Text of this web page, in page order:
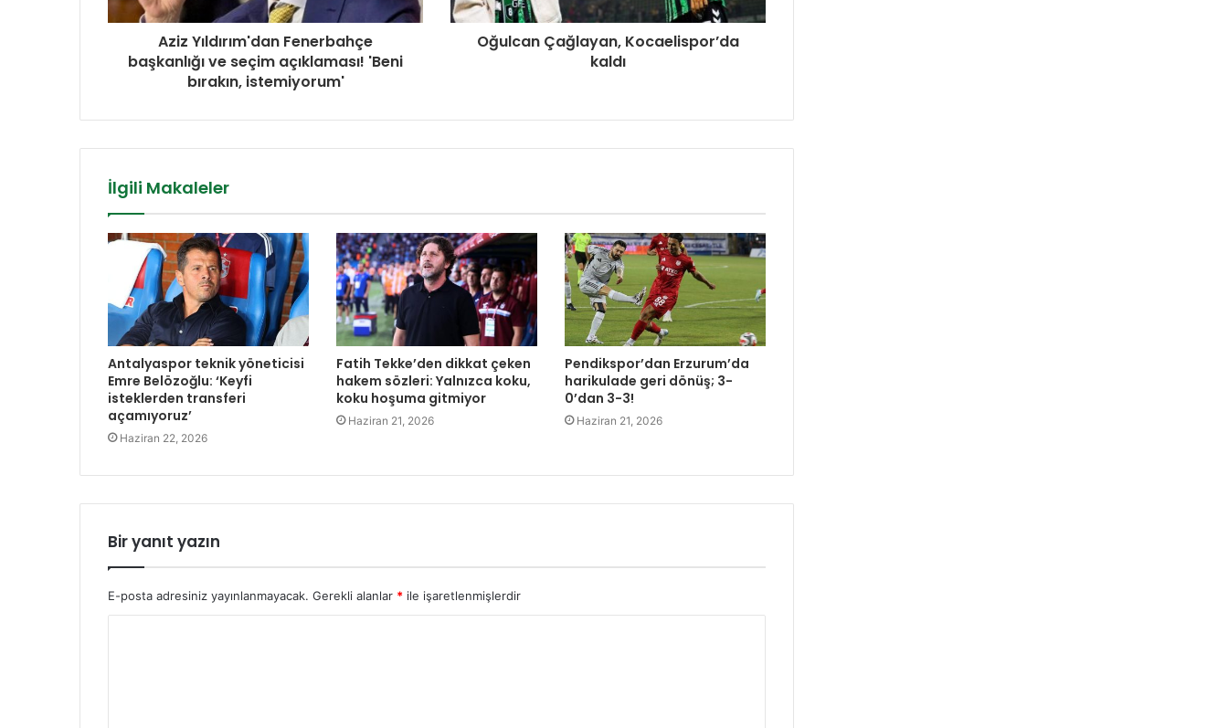
Aziz Yıldırım'dan Fenerbahçe
başkanlığı ve seçim açıklaması! 'Beni
bırakın, istemiyorum'
Oğulcan Çağlayan, Kocaelispor’da
kaldı
İlgili Makaleler
Antalyaspor teknik yöneticisi
Emre Belözoğlu: ‘Keyfi
isteklerden transferi
açamıyoruz’
Haziran 22, 2026
Fatih Tekke’den dikkat çeken
hakem sözleri: Yalnızca koku,
koku hoşuma gitmiyor
Haziran 21, 2026
Pendikspor’dan Erzurum’da
harikulade geri dönüş; 3-
0’dan 3-3!
Haziran 21, 2026
Bir yanıt yazın
E-posta adresiniz yayınlanmayacak. Gerekli alanlar * ile işaretlenmişlerdir